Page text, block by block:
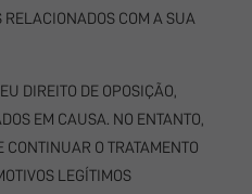
RELACIONADOS COM A SUA
DIREITO DE OPOSIÇÃO,
EM CAUSA. NO ENTANTO,
CONTINUAR O TRATAMENTO
LEGÍTIMOS